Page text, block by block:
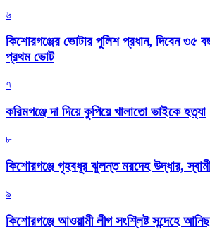
৬
কিশোরগঞ্জের ভোটার পুলিশ প্রধান, দিবেন ৩৫
প্রথম ভোট
৭
করিমগঞ্জে দা দিয়ে কুপিয়ে খালাতো ভাইকে হত্যা
৮
কিশোরগঞ্জে গৃহবধূর ঝুলন্ত মরদেহ উদ্ধার,
৯
কিশোরগঞ্জে আওয়ামী লীগ সংশ্লিষ্ট সন্দেহে